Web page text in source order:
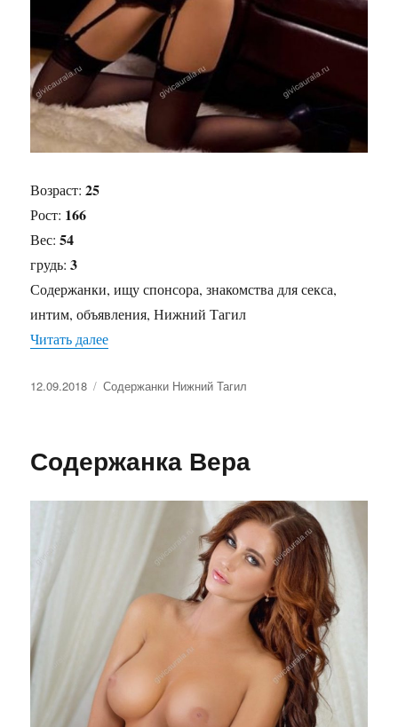
Возраст:25
Рост: 166
Вес:54
грудь:3
Содержанки, ищу спонсора, знакомства для секса,
интим, объявления, Нижний Тагил
Читать далее
Опубликовано
12.09.2018 Рубрики
Содержанки Нижний Тагил
Содержанка Вера